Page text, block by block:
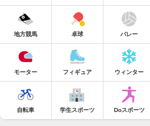
地方競馬 卓球 バレー
モーター フィギュア ウィンター
自転車 学生スポーツ Doスポーツ